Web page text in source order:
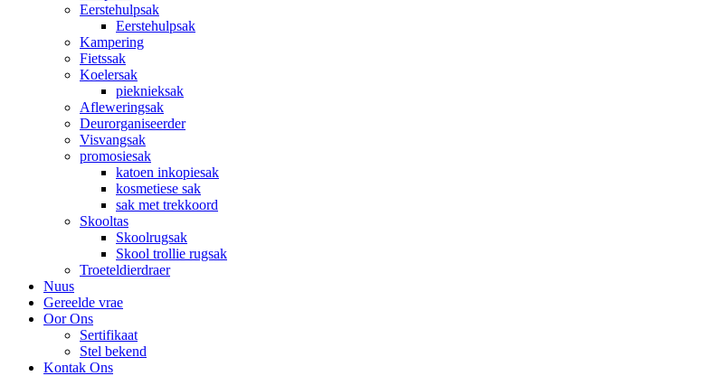
Eerstehulpsak
Eerstehulpsak
Kampering
Fietssak
Koelersak
pieknieksak
Afleweringsak
Deurorganiseerder
Visvangsak
promosiesak
katoen inkopiesak
kosmetiese sak
sak met trekkoord
Skooltas
Skoolrugsak
Skool trollie rugsak
Troeteldierdraer
Nuus
Gereelde vrae
Oor Ons
Sertifikaat
Stel bekend
Kontak Ons